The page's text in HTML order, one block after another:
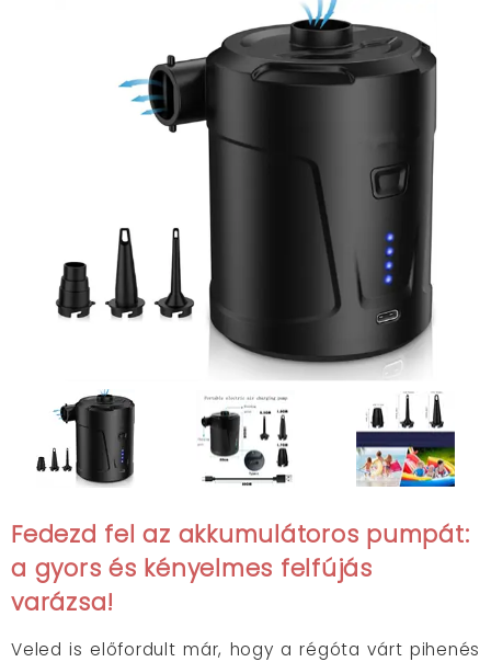
Fedezd fel az akkumulátoros pumpát:
a gyors és kényelmes felfújás
varázsa!
Veled is előfordult már, hogy a régóta várt pihenés